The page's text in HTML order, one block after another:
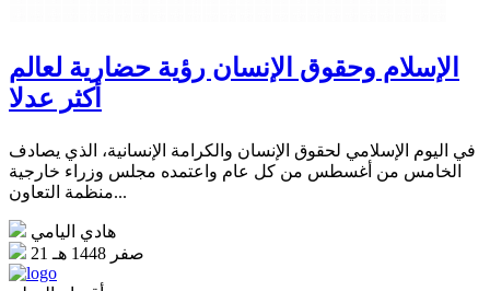
الإسلام وحقوق الإنسان رؤية حضارية لعالم
أكثر عدلا
في اليوم الإسلامي لحقوق الإنسان والكرامة الإنسانية، الذي يصادف
الخامس من أغسطس من كل عام واعتمده مجلس وزراء خارجية
منظمة التعاون...
هادي اليامي
21 صفر 1448 هـ